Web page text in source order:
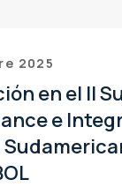
2025
en el II
e